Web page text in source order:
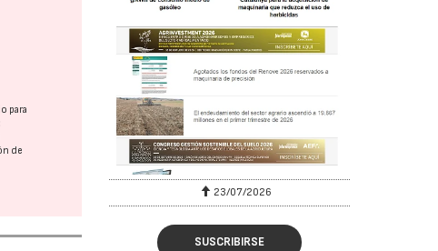
para
de
23/07/2026
SUSCRIBIRSE